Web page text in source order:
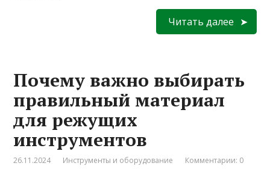
Читать далее
Почему важно выбирать
правильный материал
для режущих
инструментов
26.11.2024 Инструменты и оборудование Комментарии: 0